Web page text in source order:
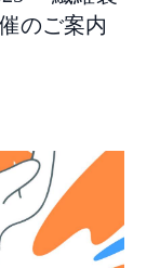
のご案内